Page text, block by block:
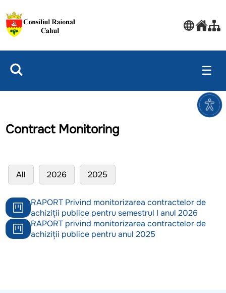
☰
Contract Monitoring
All 2026 2025
RAPORT Privind monitorizarea contractelor de
achiziții publice pentru semestrul I anul 2026
RAPORT privind monitorizarea contractelor de
achiziții publice pentru anul 2025